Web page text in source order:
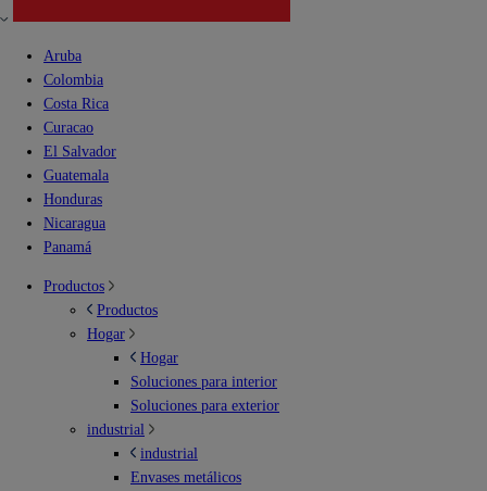
Aruba
Colombia
Costa Rica
Curacao
El Salvador
Guatemala
Honduras
Nicaragua
Panamá
Productos
Productos
Hogar
Hogar
Soluciones para interior
Soluciones para exterior
industrial
industrial
Envases metálicos